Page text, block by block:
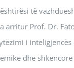
të
arritur Prof. Dr.
i inteligjencës
dhe